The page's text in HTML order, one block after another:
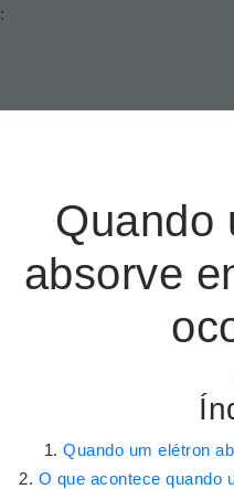
:
Quando
absorve
Quando um elétron
O que acontece quando